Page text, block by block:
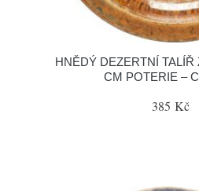
HNĚDÝ DEZERTNÍ
CM POTERIE –
385 Kč